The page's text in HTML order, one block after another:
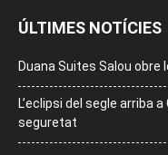
ÚLTIMES NOTÍCIES
Duana Suites Salou obre
L’eclipsi del segle arriba
seguretat